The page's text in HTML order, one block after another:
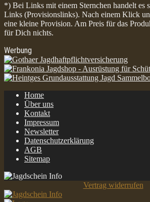
*) Bei Links mit einem Sternchen handelt es
Links (Provisionslinks). Nach einem Klick
eine kleine Provision. Am Preis für das
für Dich nichts.
Werbung
Home
Über uns
Kontakt
Impressum
Newsletter
Datenschutzerklärung
AGB
Sitemap
Vertrag widerrufen